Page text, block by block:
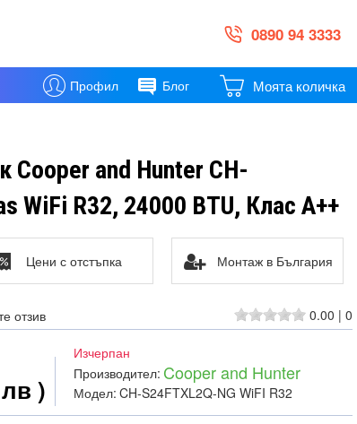
0890 94 3333
Профил Блог Моята количка
Cooper and Hunter CH-
WiFi R32, 24000 BTU, Клас A++
отзив 0.00 | 0
)
Изчерпан
Производител: Cooper and Hunter
Модел: CH-S24FTXL2Q-NG WiFI R32
Цени с отстъпка Монтаж в България